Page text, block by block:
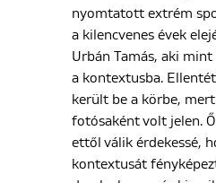
nyomtatott extrém
a kilencvenes évek
Urbán Tamás, aki
a kontextusba.
került be a körbe,
fotósaként volt jelen.
ettől válik érdekessé,
kontextusát